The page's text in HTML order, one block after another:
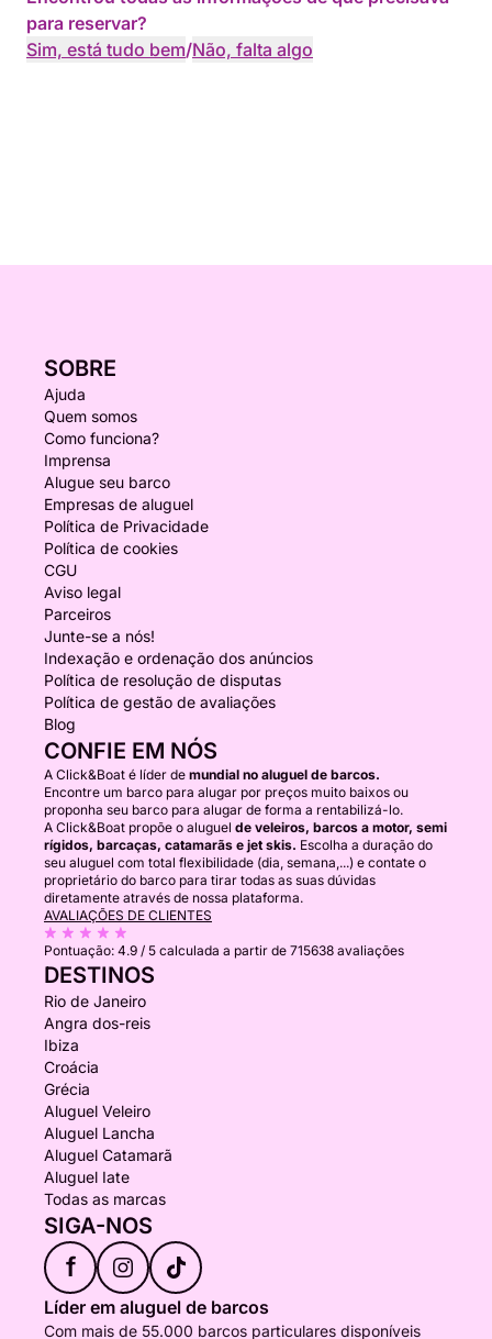
para reservar?
Sim, está tudo bem/Não, falta algo
SOBRE
Ajuda
Quem somos
Como funciona?
Imprensa
Alugue seu barco
Empresas de aluguel
Política de Privacidade
Política de cookies
CGU
Aviso legal
Parceiros
Junte-se a nós!
Indexação e ordenação dos anúncios
Política de resolução de disputas
Política de gestão de avaliações
Blog
CONFIE EM NÓS
A Click&Boat é líder de mundial no aluguel de barcos.
Encontre um barco para alugar por preços muito baixos ou
proponha seu barco para alugar de forma a rentabilizá-lo.
A Click&Boat propõe o aluguel de veleiros, barcos a motor, semi
rígidos, barcaças, catamarãs e jet skis. Escolha a duração do
seu aluguel com total flexibilidade (dia, semana,...) e contate o
proprietário do barco para tirar todas as suas dúvidas
diretamente através de nossa plataforma.
AVALIAÇÕES DE CLIENTES
Pontuação: 4.9 / 5 calculada a partir de 715638 avaliações
DESTINOS
Rio de Janeiro
Angra dos-reis
Ibiza
Croácia
Grécia
Aluguel Veleiro
Aluguel Lancha
Aluguel Catamarã
Aluguel Iate
Todas as marcas
SIGA-NOS
f
Líder em aluguel de barcos
Com mais de 55.000 barcos particulares disponíveis